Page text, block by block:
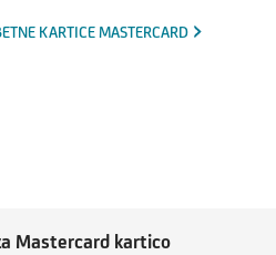
KARTICE MASTERCARD
Mastercard kartico